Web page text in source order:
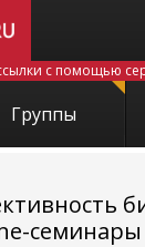
с помощью
Группы
семинары